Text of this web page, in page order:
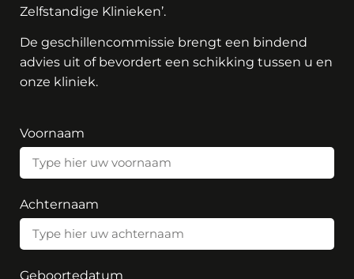
Zelfstandige Klinieken’.
De geschillencommissie brengt een bindend
advies uit of bevordert een schikking tussen u en
onze kliniek.
Voornaam
Achternaam
Geboortedatum